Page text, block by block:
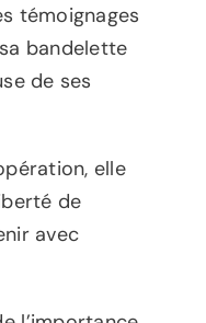
témoignages
bandelette
de ses
elle
de
avec